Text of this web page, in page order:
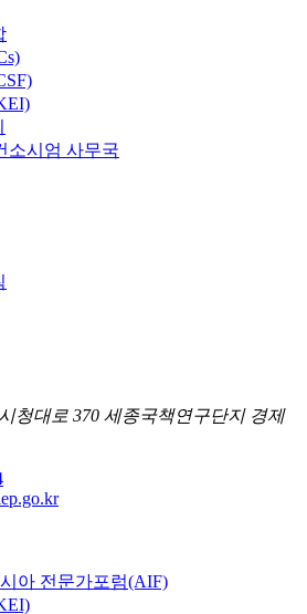
소시엄 사무국
청대로 370 세종국책연구단지 경제
아 전문가포럼(AIF)